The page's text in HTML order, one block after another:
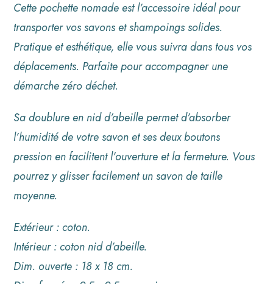
Cette pochette nomade est l’accessoire idéal pour
transporter vos savons et shampoings solides.
Pratique et esthétique, elle vous suivra dans tous vos
déplacements. Parfaite pour accompagner une
démarche zéro déchet.
Sa doublure en nid d’abeille permet d’absorber
l’humidité de votre savon et ses deux boutons
pression en facilitent l’ouverture et la fermeture. Vous
pourrez y glisser facilement un savon de taille
moyenne.
Extérieur : coton.
Intérieur : coton nid d’abeille.
Dim. ouverte : 18 x 18 cm.